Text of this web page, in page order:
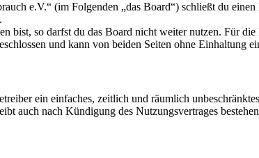
e.V.“ (im Folgenden „das Board“) schließt du
bist, so darfst du das Board nicht weiter nutzen. Für
und kann von beiden Seiten ohne Einhaltung
ein einfaches, zeitlich und räumlich
auch nach Kündigung des Nutzungsvertrages